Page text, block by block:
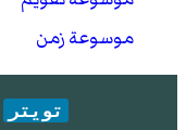
موسوعة زمن
تويتر